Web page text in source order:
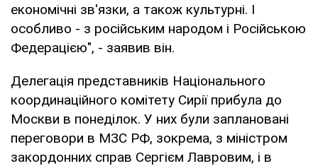
економічні зв'язки, а також культурні. І
особливо - з російським народом і Російською
Федерацією", - заявив він.
Делегація представників Національного
координаційного комітету Сирії прибула до
Москви в понеділок. У них були заплановані
переговори в МЗС РФ, зокрема, з міністром
закордонних справ Сергієм Лавровим, і в